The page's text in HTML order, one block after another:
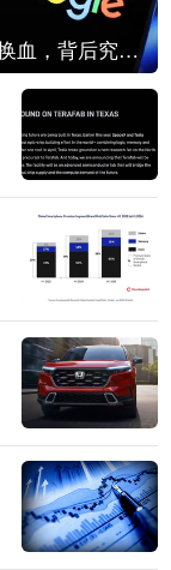
谷歌AI大换血，背后究竟发生了什么？